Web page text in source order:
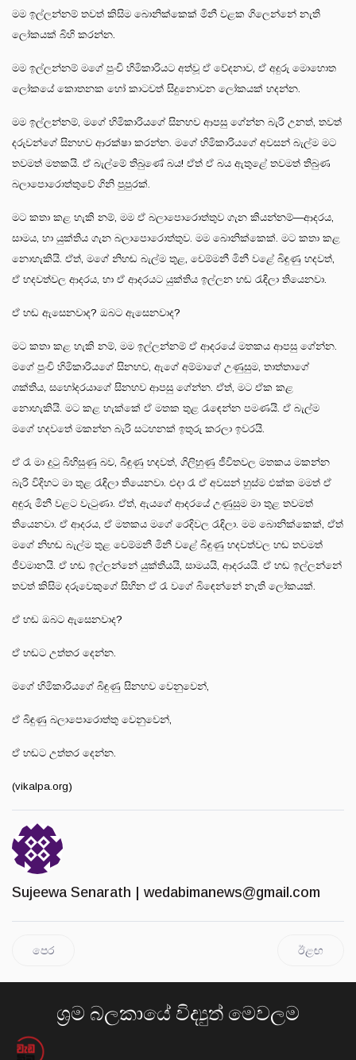
මම ඉල්ලන්නම් තවත් කිසිම බොනික්කෙක් මිනී වළක ගිලෙන්නේ නැති
ලෝකයක් බිහි කරන්න.
මම ඉල්ලන්නම් මගේ පුංචි හිමිකාරියට අත්වූ ඒ වේදනාව, ඒ අදුරු මොහොත
ලෝකයේ කොතනක හෝ කාටවත් සිදුනොවන ලෝකයක් හදන්න.
මම ඉල්ලන්නම්, මගේ හිමිකාරියගේ සිනහව ආපසු ගේන්න බැරි උනත්, තවත්
දරුවන්ගේ සිනහව ආරක්ෂා කරන්න. මගේ හිමිකාරියගේ අවසන් බැල්ම මට
තවමත් මතකයි. ඒ බැල්මේ තිබුණේ බය! ඒත් ඒ බය ඇතුළේ තවමත් තිබුණ
බලාපොරොත්තුවේ ගිනි පුපුරක්.
මට කතා කළ හැකි නම්, මම ඒ බලාපොරොත්තුව ගැන කියන්නම්—ආදරය,
සාමය, හා යුක්තිය ගැන බලාපොරොත්තුව. මම බොනික්කෙක්. මට කතා කළ
නොහැකියි. ඒත්, මගේ නිහඬ බැල්ම තුළ, චෙම්මනී මිනී වළේ බිඳුණු හදවත්,
ඒ හදවත්වල ආදරය, හා ඒ ආදරයට යුක්තිය ඉල්ලන හඬ රැඳිලා තියෙනවා.
ඒ හඬ ඇසෙනවාද? ඔබට ඇසෙනවාද?
මට කතා කළ හැකි නම්, මම ඉල්ලන්නම් ඒ ආදරයේ මතකය ආපසු ගේන්න.
මගේ පුංචි හිමිකාරියගේ සිනහව, ඇගේ අම්මාගේ උණුසුම, තාත්තාගේ
ශක්තිය, සහෝදරයාගේ සිනහව ආපසු ගේන්න. ඒත්, මට ඒක කළ
නොහැකියි. මට කළ හැක්කේ ඒ මතක තුළ රැඳෙන්න පමණයි. ඒ බැල්ම
මගේ හදවතේ මකන්න බැරි සටහනක් ඉතුරු කරලා ඉවරයි.
ඒ රෑ මා දුටු බිහිසුණු බව, බිඳුණු හදවත්, ගිලිහුණු ජීවිතවල මතකය මකන්න
බැරි විදිහට මා තුළ රැඳිලා තියෙනවා. එදා රෑ ඒ අවසන් හුස්ම එක්ක මමත් ඒ
අඳුරු මිනී වළට වැටුණා. ඒත්, ඇයගේ ආදරයේ උණුසුම මා තුළ තවමත්
තියෙනවා. ඒ ආදරය, ඒ මතකය මගේ රෙදිවල රැඳිලා. මම බොනික්කෙක්, ඒත්
මගේ නිහඬ බැල්ම තුළ චෙම්මනී මිනී වළේ බිඳුණු හදවත්වල හඬ තවමත්
ජීවමානයි. ඒ හඬ ඉල්ලන්නේ යුක්තියයි, සාමයයි, ආදරයයි. ඒ හඬ ඉල්ලන්නේ
තවත් කිසිම දරුවෙකුගේ සිහින ඒ රෑ වගේ බිඳෙන්නේ නැති ලෝකයක්.
ඒ හඬ ඔබට ඇසෙනවාද?
ඒ හඬට උත්තර දෙන්න.
මගේ හිමිකාරියගේ බිඳුණු සිනහව වෙනුවෙන්,
ඒ බිඳුණු බලාපොරොත්තු වෙනුවෙන්,
ඒ හඬට උත්තර දෙන්න.
(vikalpa.org)
Sujeewa Senarath | wedabimanews@gmail.com
පෙර ඊළඟ
ශ්‍රම බලකායේ විද්‍යුත් මෙවලම